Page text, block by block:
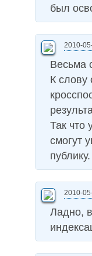
был
2010-
Весьма
К слову
Так что
смогут
публику.
2010-
Ладно,